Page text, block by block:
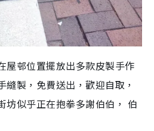
屋邨位置擺放出多款皮製手作
製，免費送出，歡迎自取，
坊似乎正在抱拳多謝伯伯， 伯